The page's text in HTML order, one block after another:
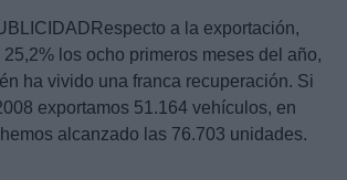
a la exportación,
los ocho primeros meses del año,
ha vivido una franca recuperación. Si
exportamos 51.164 vehículos, en
alcanzado las 76.703 unidades.